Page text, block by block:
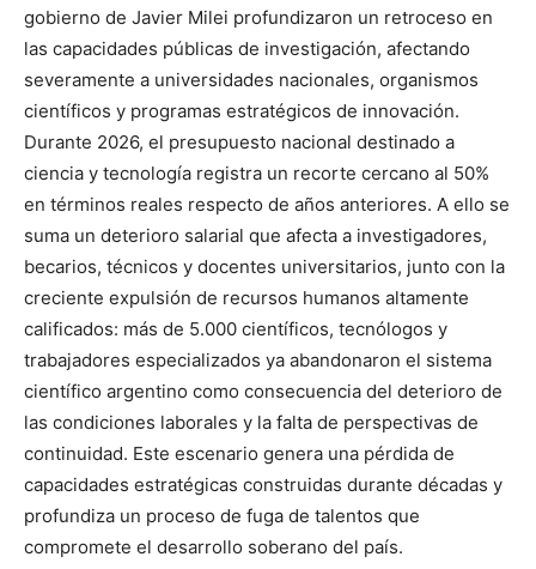
gobierno de Javier Milei profundizaron un retroceso en
las capacidades públicas de investigación, afectando
severamente a universidades nacionales, organismos
científicos y programas estratégicos de innovación.
Durante 2026, el presupuesto nacional destinado a
ciencia y tecnología registra un recorte cercano al 50%
en términos reales respecto de años anteriores. A ello se
suma un deterioro salarial que afecta a investigadores,
becarios, técnicos y docentes universitarios, junto con la
creciente expulsión de recursos humanos altamente
calificados: más de 5.000 científicos, tecnólogos y
trabajadores especializados ya abandonaron el sistema
científico argentino como consecuencia del deterioro de
las condiciones laborales y la falta de perspectivas de
continuidad. Este escenario genera una pérdida de
capacidades estratégicas construidas durante décadas y
profundiza un proceso de fuga de talentos que
compromete el desarrollo soberano del país.